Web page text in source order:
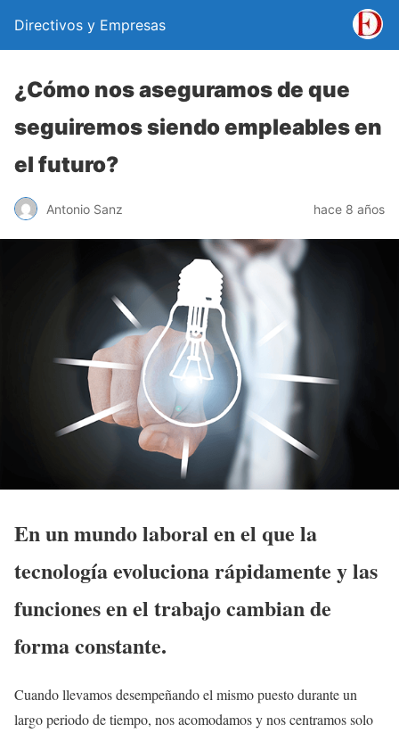
Directivos y Empresas
¿Cómo nos aseguramos de que
seguiremos siendo empleables en
el futuro?
Antonio Sanz hace 8 años
En un mundo laboral en el que la
tecnología evoluciona rápidamente y las
funciones en el trabajo cambian de
forma constante.
Cuando llevamos desempeñando el mismo puesto durante un
largo periodo de tiempo, nos acomodamos y nos centramos solo